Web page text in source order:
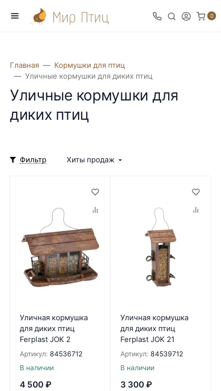
0
Главная
Кормушки для птиц
Уличные кормушки для диких птиц
Уличные кормушки для
диких птиц
Фильтр Хиты продаж
Уличная кормушка
для диких птиц
Ferplast JOK 2
Артикул: 84536712
В наличии
4 500 ₽
Уличная кормушка
для диких птиц
Ferplast JOK 21
Артикул: 84539712
В наличии
3 300 ₽